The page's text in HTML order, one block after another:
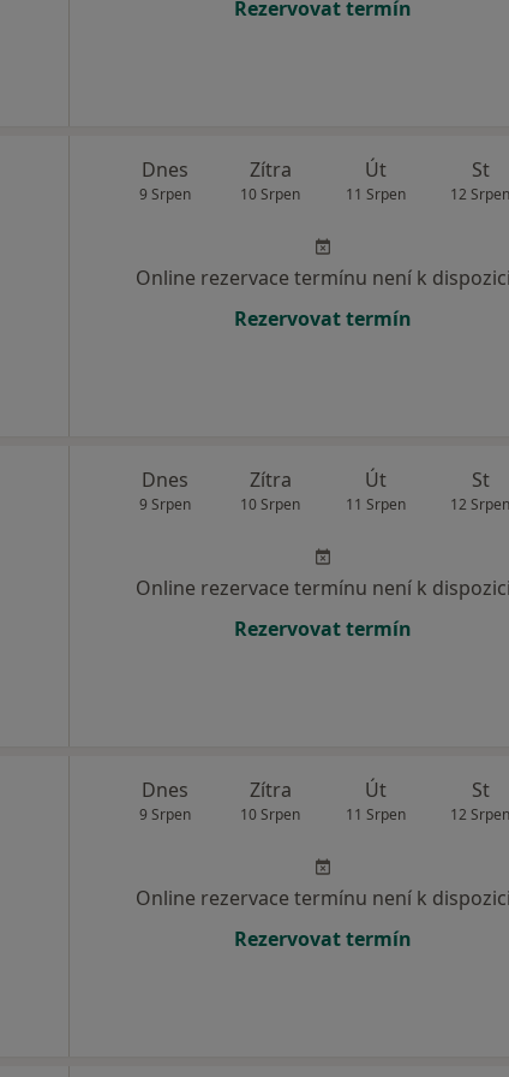
Rezervovat termín
Dnes
9 Srpen
Zítra
10 Srpen
Út
11 Srpen
St
12
Online rezervace termínu není k
Rezervovat termín
Dnes
9 Srpen
Zítra
10 Srpen
Út
11 Srpen
St
12
Online rezervace termínu není k
Rezervovat termín
Dnes
9 Srpen
Zítra
10 Srpen
Út
11 Srpen
St
12
Online rezervace termínu není k
Rezervovat termín